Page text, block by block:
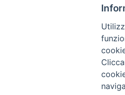
LA NOSTRA
IL VESCOVO